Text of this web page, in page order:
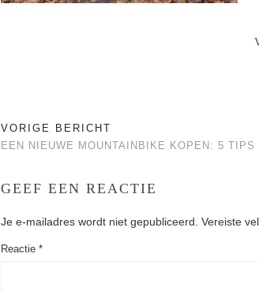
VORIGE BERICHT
EEN NIEUWE MOUNTAINBIKE KOPEN: 5 TIPS
GEEF EEN REACTIE
Je e-mailadres wordt niet gepubliceerd. Vereiste
Reactie *